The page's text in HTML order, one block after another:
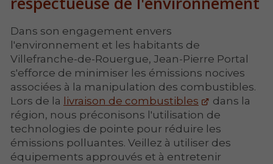
Dans son engagement envers
l'environnement et les habitants de
Villefranche-de-Rouergue, Jean-Pierre Portal
s'efforce de minimiser les émissions nocives
associées à la manipulation des combustibles.
Lors de la
livraison de combustibles
dans la
région, nous préconisons l'utilisation de
technologies de pointe pour réduire les
émissions polluantes. Veillez à utiliser des
équipements approuvés et à entretenir